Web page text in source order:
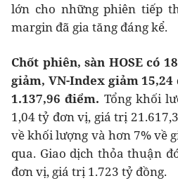
lớn cho những phiên tiếp
margin đã gia tăng đáng kể.
Chốt phiên, sàn HOSE có
giảm, VN-Index giảm
1.137,96 điểm. Tổng khối
1,04 tỷ đơn vị, giá trị
về khối lượng và hơn 7% về
qua. Giao dịch thỏa thuận
đơn vị, giá trị 1.723 tỷ đồng.